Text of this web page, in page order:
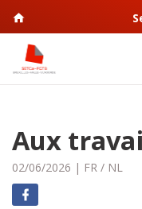
Aux
02/06/2026 | FR / NL